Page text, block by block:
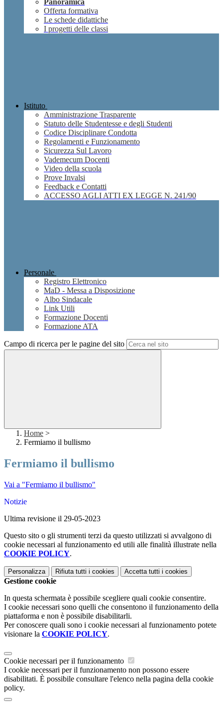
Panoramica
Offerta formativa
Le schede didattiche
I progetti delle classi
Istituto
Amministrazione Trasparente
Statuto delle Studentesse e degli Studenti
Codice Disciplinare Condotta
Regolamenti e Funzionamento
Sicurezza Sul Lavoro
Vademecum Docenti
Video della scuola
Prove Invalsi
Feedback e Contatti
ACCESSO AGLI ATTI EX LEGGE N. 241/90
Personale
Registro Elettronico
MaD - Messa a Disposizione
Albo Sindacale
Link Utili
Formazione Docenti
Formazione ATA
Campo di ricerca per le pagine del sito
Home >
Fermiamo il bullismo
Fermiamo il bullismo
Vai a "Fermiamo il bullismo"
Notizie
Ultima revisione il 29-05-2023
Questo sito o gli strumenti terzi da questo utilizzati si avvalgono di
cookie necessari al funzionamento ed utili alle finalità illustrate nella
COOKIE POLICY.
Personalizza Rifiuta tutti i cookies Accetta tutti i cookies
Gestione cookie
In questa schermata è possibile scegliere quali cookie consentire.
I cookie necessari sono quelli che consentono il funzionamento della
piattaforma e non è possibile disabilitarli.
Per conoscere quali sono i cookie necessari al funzionamento potete
visionare la COOKIE POLICY.
Cookie necessari per il funzionamento
I cookie necessari per il funzionamento non possono essere
disabilitati. È possibile consultare l'elenco nella pagina della cookie
policy.